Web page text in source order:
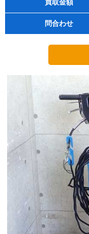
買取金額
問合わせ